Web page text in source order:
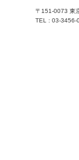
〒151-0073 東
TEL : 03-3456-